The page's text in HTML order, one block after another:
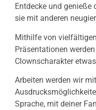
Entdecke und genieße
sie mit anderen
Mithilfe von
Präsentationen
Clownscharakter
Arbeiten werden wir
Sprache, mit deiner